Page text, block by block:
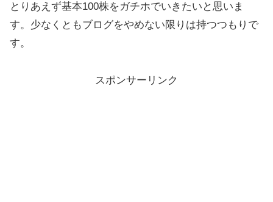
とりあえず基本100株をガチホでいきたいと思いま
す。少なくともブログをやめない限りは持つつもりで
す。
スポンサーリンク